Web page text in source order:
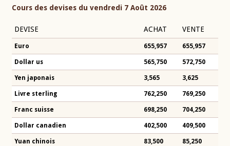
Cours des devises du vendredi 7 Août 2026
DEVISE ACHAT VENTE
Euro 655,957 655,957
Dollar us 565,750 572,750
Yen japonais 3,565 3,625
Livre sterling 762,250 769,250
Franc suisse 698,250 704,250
Dollar canadien 402,500 409,500
Yuan chinois 83,500 85,250